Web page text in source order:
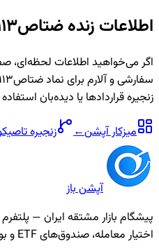
اطلاعات زندهضتاص0113
سفارشی و آلارم برای نمادضتاص0113
زنجیره قراردادها یا دیده‌بان
میزکار آپشن← زنجیره
آپشن باز
پیشگام بازار مشتقه ایران —
اختیار معامله، صندوق‌های ETF و بورس کالا.